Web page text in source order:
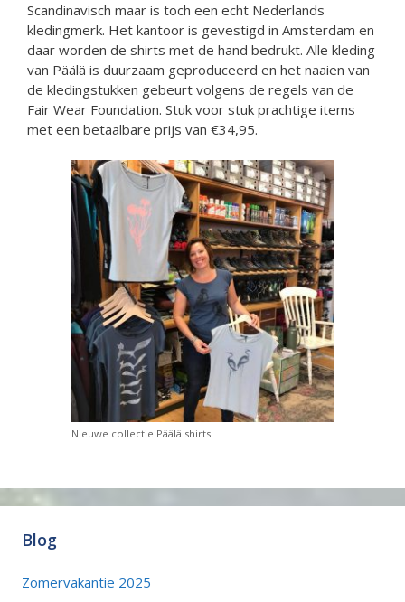
Scandinavisch maar is toch een echt Nederlands
kledingmerk. Het kantoor is gevestigd in Amsterdam en
daar worden de shirts met de hand bedrukt. Alle kleding
van Päälä is duurzaam geproduceerd en het naaien van
de kledingstukken gebeurt volgens de regels van de
Fair Wear Foundation. Stuk voor stuk prachtige items
met een betaalbare prijs van €34,95.
Nieuwe collectie Päälä shirts
Blog
Zomervakantie 2025